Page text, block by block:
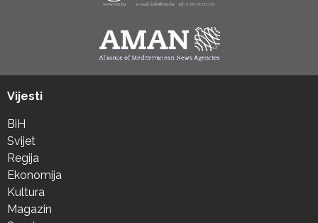
Vijesti
BiH
Svijet
Regija
Ekonomija
Kultura
Magazin